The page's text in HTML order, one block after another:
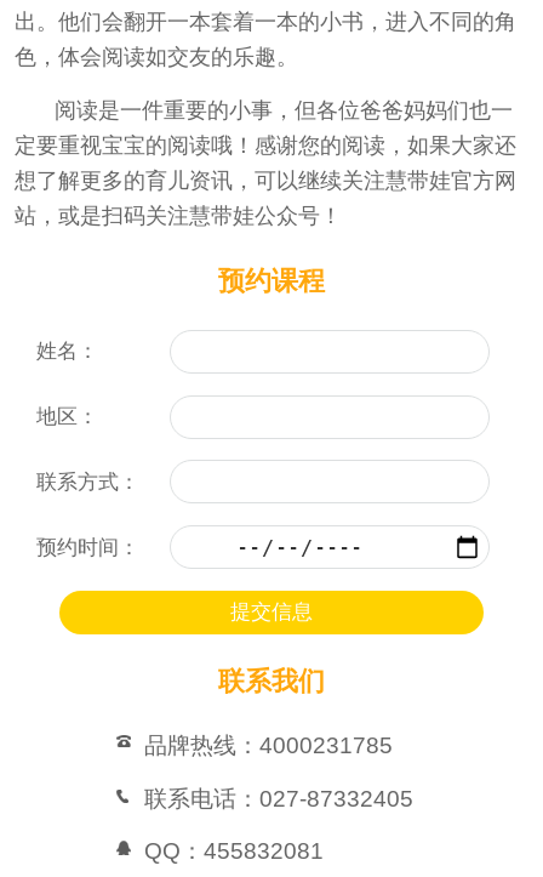
出。他们会翻开一本套着一本的小书，进入不同的角
色，体会阅读如交友的乐趣。
阅读是一件重要的小事，但各位爸爸妈妈们也一
定要重视宝宝的阅读哦！ 感谢您的阅读，如果大家还
想了解更多的育儿资讯，可以继续关注慧带娃官方网
站，或是扫码关注慧带娃公众号！
预约课程
姓名：
地区：
联系方式：
预约时间：
联系我们
品牌热线：4000231785
联系电话：027-87332405
QQ：455832081